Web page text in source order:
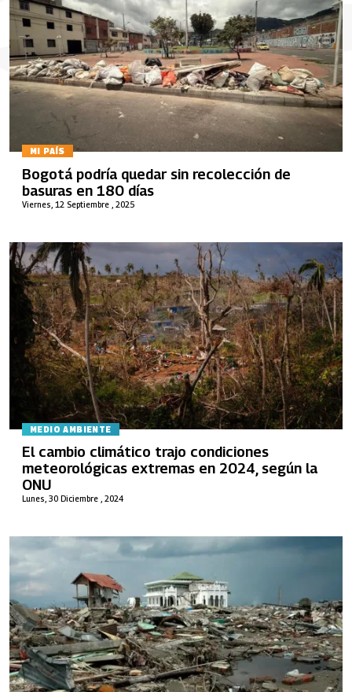
MI PAÍS
Viernes, 12 Septiembre , 2025
Bogotá podría quedar sin recolección de
basuras en 180 días
MEDIO AMBIENTE
Lunes, 30 Diciembre , 2024
El cambio climático trajo condiciones
meteorológicas extremas en 2024, según la
ONU